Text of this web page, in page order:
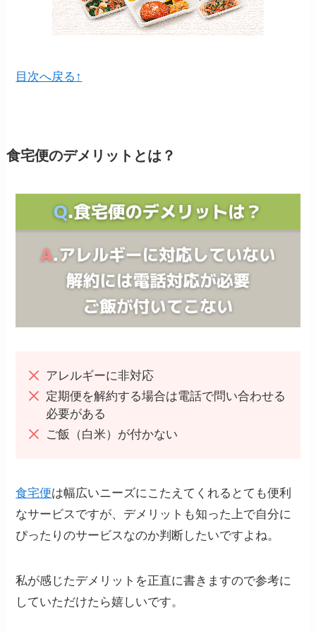
目次へ戻る↑
食宅便のデメリットとは？
アレルギーに非対応
定期便を解約する場合は電話で問い合わせる
必要がある
ご飯（白米）が付かない
食宅便は幅広いニーズにこたえてくれるとても便利
なサービスですが、デメリットも知った上で自分に
ぴったりのサービスなのか判断したいですよね。
私が感じたデメリットを正直に書きますので参考に
していただけたら嬉しいです。